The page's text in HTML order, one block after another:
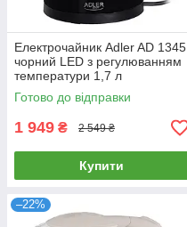
Електрочайник Adler AD 1345
чорний LED з регулюванням
температури 1,7 л
Готово до відправки
1 949 ₴ 2 549 ₴
Купити
–22%